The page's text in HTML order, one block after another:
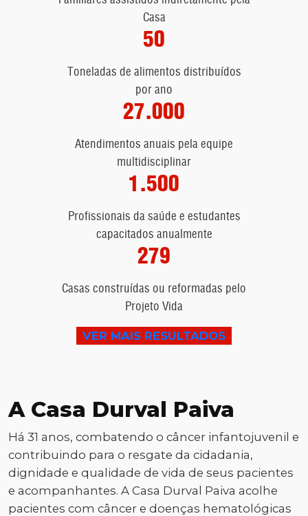
Casa
50
Toneladas de alimentos distribuídos
por ano
27.000
Atendimentos anuais pela equipe
multidisciplinar
1.500
Profissionais da saúde e estudantes
capacitados anualmente
279
Casas construídas ou reformadas pelo
Projeto Vida
VER MAIS RESULTADOS
A Casa Durval Paiva
Há 31 anos, combatendo o câncer infantojuvenil e
contribuindo para o resgate da cidadania,
dignidade e qualidade de vida de seus pacientes
e acompanhantes. A Casa Durval Paiva acolhe
pacientes com câncer e doenças hematológicas